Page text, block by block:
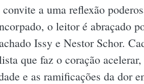
a uma reflexão
o leitor é abraçado
Issy e Nestor Schor.
que faz o coração
e as ramificações da dor